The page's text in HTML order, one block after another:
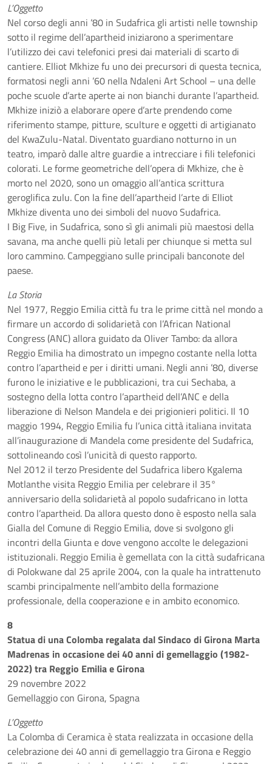
L’Oggetto
Nel corso degli anni ’80 in Sudafrica gli artisti nelle township
sotto il regime dell’apartheid iniziarono a sperimentare
l’utilizzo dei cavi telefonici presi dai materiali di scarto di
cantiere. Elliot Mkhize fu uno dei precursori di questa tecnica,
formatosi negli anni ’60 nella Ndaleni Art School – una delle
poche scuole d’arte aperte ai non bianchi durante l’apartheid.
Mkhize iniziò a elaborare opere d’arte prendendo come
riferimento stampe, pitture, sculture e oggetti di artigianato
del KwaZulu-Natal. Diventato guardiano notturno in un
teatro, imparò dalle altre guardie a intrecciare i fili telefonici
colorati. Le forme geometriche dell’opera di Mkhize, che è
morto nel 2020, sono un omaggio all’antica scrittura
geroglifica zulu. Con la fine dell’apartheid l’arte di Elliot
Mkhize diventa uno dei simboli del nuovo Sudafrica.
I Big Five, in Sudafrica, sono sì gli animali più maestosi della
savana, ma anche quelli più letali per chiunque si metta sul
loro cammino. Campeggiano sulle principali banconote del
paese.
La Storia
Nel 1977, Reggio Emilia città fu tra le prime città nel mondo a
firmare un accordo di solidarietà con l’African National
Congress (ANC) allora guidato da Oliver Tambo: da allora
Reggio Emilia ha dimostrato un impegno costante nella lotta
contro l’apartheid e per i diritti umani. Negli anni ’80, diverse
furono le iniziative e le pubblicazioni, tra cui Sechaba, a
sostegno della lotta contro l’apartheid dell’ANC e della
liberazione di Nelson Mandela e dei prigionieri politici. Il 10
maggio 1994, Reggio Emilia fu l’unica città italiana invitata
all’inaugurazione di Mandela come presidente del Sudafrica,
sottolineando così l’unicità di questo rapporto.
Nel 2012 il terzo Presidente del Sudafrica libero Kgalema
Motlanthe visita Reggio Emilia per celebrare il 35°
anniversario della solidarietà al popolo sudafricano in lotta
contro l’apartheid. Da allora questo dono è esposto nella sala
Gialla del Comune di Reggio Emilia, dove si svolgono gli
incontri della Giunta e dove vengono accolte le delegazioni
istituzionali. Reggio Emilia è gemellata con la città sudafricana
di Polokwane dal 25 aprile 2004, con la quale ha intrattenuto
scambi principalmente nell’ambito della formazione
professionale, della cooperazione e in ambito economico.
8
Statua di una Colomba regalata dal Sindaco di Girona Marta
Madrenas in occasione dei 40 anni di gemellaggio (1982-
2022) tra Reggio Emilia e Girona
29 novembre 2022
Gemellaggio con Girona, Spagna
L’Oggetto
La Colomba di Ceramica è stata realizzata in occasione della
celebrazione dei 40 anni di gemellaggio tra Girona e Reggio